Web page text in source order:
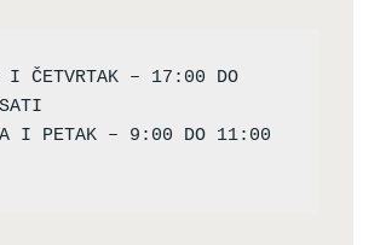
I ČETVRTAK – 17:00 DO
I PETAK – 9:00 DO 11:00